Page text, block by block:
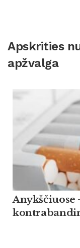
Apskrities
apžvalga
Anykščiuose